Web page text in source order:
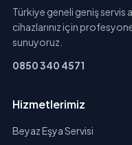
Türkiye geneli geniş servis
cihazlarınız için
sunuyoruz.
0850 340 4571
Hizmetlerimiz
Beyaz Eşya Servisi